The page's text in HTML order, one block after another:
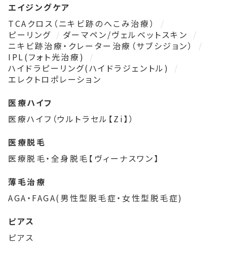
エイジングケア
TCAクロス（ニキビ跡のへこみ治療）
ピーリング
ダーマペン/ヴェルベットスキン
ニキビ跡治療・クレーター治療（サブシジョン）
IPL(フォト光治療)
ハイドラピーリング(ハイドラジェントル)
エレクトロポレーション
医療ハイフ
医療ハイフ（ウルトラセル【Zi】）
医療脱毛
医療脱毛・全身脱毛【ヴィーナスワン】
薄毛治療
AGA・FAGA(男性型脱毛症・女性型脱毛症)
ピアス
ピアス